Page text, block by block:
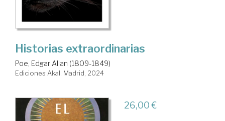
Historias extraordinarias
Poe, Edgar Allan (1809-1849)
Ediciones Akal. Madrid, 2024
26,00 €